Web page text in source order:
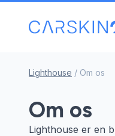
Lighthouse / Om os
Om os
Lighthouse er en